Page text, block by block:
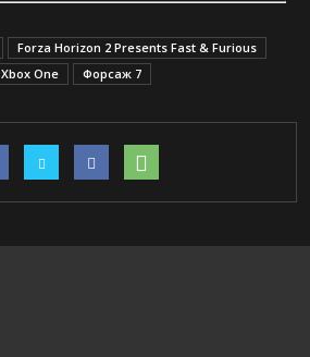
Forza Horizon 2 Presents Fast & Furious
Xbox One Форсаж 7